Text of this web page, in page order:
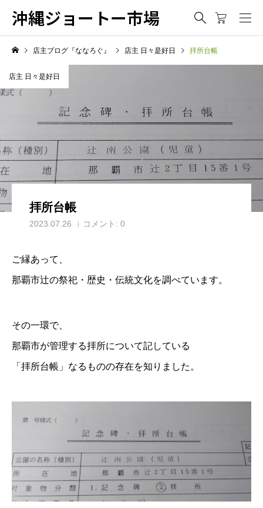
沖縄ジョートー市場
店主ブログ『ななろぐ』 店主 日々是好日 拝所台帳
店主 日々是好日
拝所台帳
2023.07.26 コメント: 0
ご縁あって、
那覇市辻の祭祀・歴史・伝統文化を調べています。
その一環で、
那覇市が管理する拝所について記している
「拝所台帳」なるものの存在を知りました。